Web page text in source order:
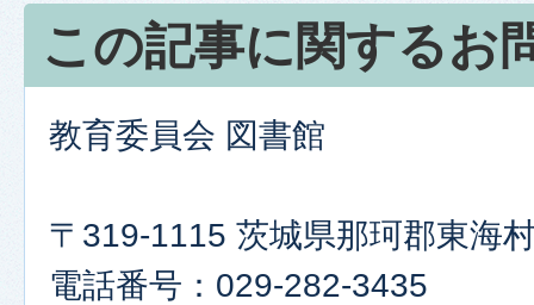
この記事に関するお
教育委員会 図書館
〒319-1115 茨城県那珂郡東海
電話番号：029-282-3435